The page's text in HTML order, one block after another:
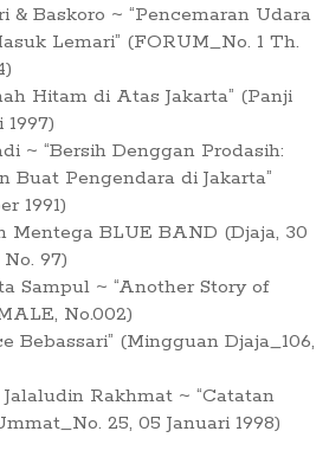
& Baskoro ~ “Pencemaran Udara
Lemari” (FORUM_No. 1 Th.
Hitam di Atas Jakarta” (Panji
~ “Bersih Denggan Prodasih:
Buat Pengendara di Jakarta”
1991)
Mentega BLUE BAND (Djaja, 30
97)
Sampul ~ “Another Story of
No.002)
Bebassari” (Mingguan Djaja_106,
Jalaludin Rakhmat ~ “Catatan
25, 05 Januari 1998)